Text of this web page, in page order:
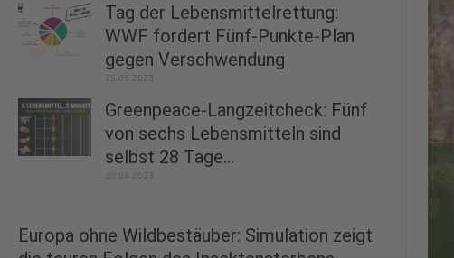
Tag der Lebensmittelrettung:
WWF fordert Fünf-Punkte-Plan
gegen Verschwendung
25.05.2023
Greenpeace-Langzeitcheck: Fünf
von sechs Lebensmitteln sind
selbst 28 Tage...
20.04.2023
Europa ohne Wildbestäuber: Simulation zeigt